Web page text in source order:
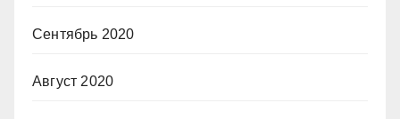
Сентябрь 2020
Август 2020